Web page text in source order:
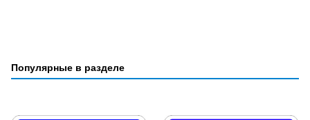
Популярные в разделе